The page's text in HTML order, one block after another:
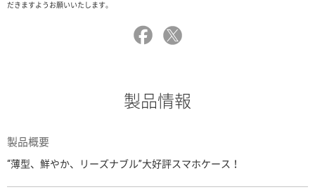
だきますようお願いいたします。
製品情報
製品概要
“薄型、鮮やか、リーズナブル”大好評スマホケース！